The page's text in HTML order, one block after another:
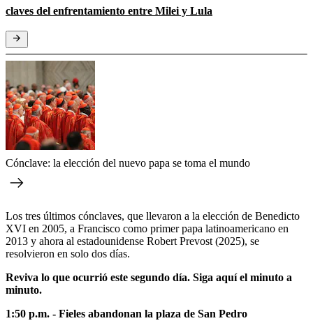
claves del enfrentamiento entre Milei y Lula
Cónclave: la elección del nuevo papa se toma el mundo
Los tres últimos cónclaves, que llevaron a la elección de Benedicto
XVI en 2005, a Francisco como primer papa latinoamericano en
2013 y ahora al estadounidense Robert Prevost (2025), se
resolvieron en solo dos días.
Reviva lo que ocurrió este segundo día. Siga aquí el minuto a
minuto.
1:50 p.m. - Fieles abandonan la plaza de San Pedro